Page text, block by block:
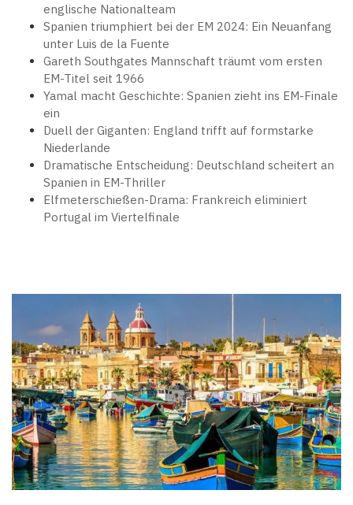
englische Nationalteam
Spanien triumphiert bei der EM 2024: Ein Neuanfang
unter Luis de la Fuente
Gareth Southgates Mannschaft träumt vom ersten
EM-Titel seit 1966
Yamal macht Geschichte: Spanien zieht ins EM-Finale
ein
Duell der Giganten: England trifft auf formstarke
Niederlande
Dramatische Entscheidung: Deutschland scheitert an
Spanien in EM-Thriller
Elfmeterschießen-Drama: Frankreich eliminiert
Portugal im Viertelfinale